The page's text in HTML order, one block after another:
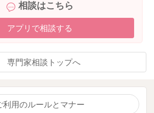
相談はこちら
アプリで相談する
専門家相談トップへ
利用のルールとマナー